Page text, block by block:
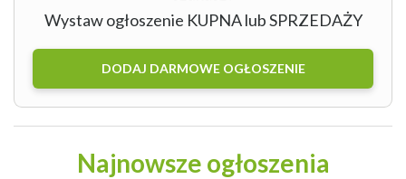
Wystaw ogłoszenie KUPNA lub SPRZEDAŻY
DODAJ DARMOWE OGŁOSZENIE
Najnowsze ogłoszenia